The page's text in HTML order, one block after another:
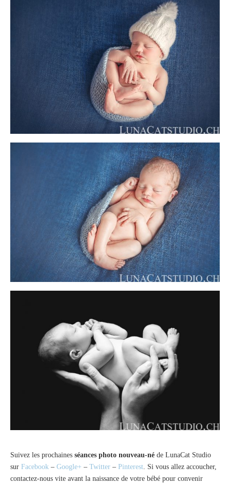
Suivez les prochaines séances photo nouveau-né de LunaCat Studio
sur Facebook – Google+ – Twitter – Pinterest. Si vous allez accoucher,
contactez-nous vite avant la naissance de votre bébé pour convenir